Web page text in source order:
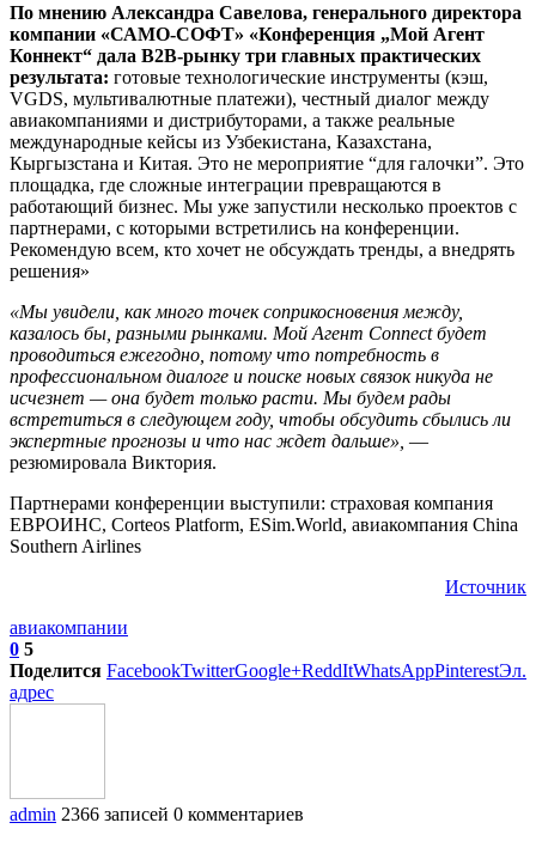
По мнению Александра Савелова, генерального директора
компании «САМО-СОФТ» «Конференция „Мой Агент
Коннект“ дала B2B-рынку три главных практических
результата: готовые технологические инструменты (кэш,
VGDS, мультивалютные платежи), честный диалог между
авиакомпаниями и дистрибуторами, а также реальные
международные кейсы из Узбекистана, Казахстана,
Кыргызстана и Китая. Это не мероприятие “для галочки”. Это
площадка, где сложные интеграции превращаются в
работающий бизнес. Мы уже запустили несколько проектов с
партнерами, с которыми встретились на конференции.
Рекомендую всем, кто хочет не обсуждать тренды, а внедрять
решения»
«Мы увидели, как много точек соприкосновения между,
казалось бы, разными рынками. Мой Агент Connect будет
проводиться ежегодно, потому что потребность в
профессиональном диалоге и поиске новых связок никуда не
исчезнет — она будет только расти. Мы будем рады
встретиться в следующем году, чтобы обсудить сбылись ли
экспертные прогнозы и что нас ждет дальше», —
резюмировала Виктория.
Партнерами конференции выступили: страховая компания
ЕВРОИНС, Corteos Platform, ESim.World, авиакомпания China
Southern Airlines
Источник
авиакомпании
0 5
Поделится FacebookTwitterGoogle+ReddItWhatsAppPinterestЭл.
адрес
admin 2366 записей 0 комментариев